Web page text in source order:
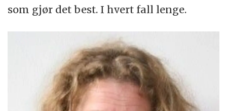
som gjør det best. I hvert fall lenge.